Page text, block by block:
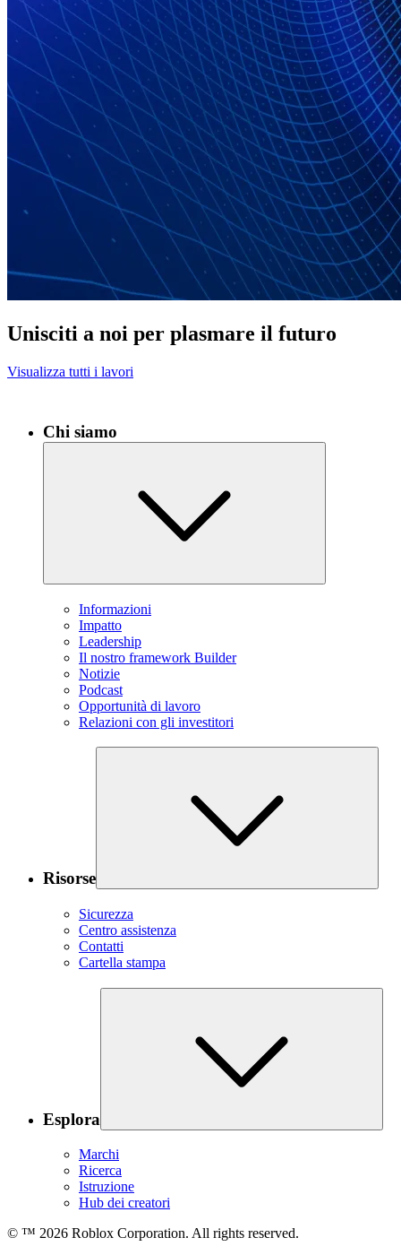
Unisciti a noi per plasmare il futuro
Visualizza tutti i lavori
Chi siamo
Informazioni
Impatto
Leadership
Il nostro framework Builder
Notizie
Podcast
Opportunità di lavoro
Relazioni con gli investitori
Risorse
Sicurezza
Centro assistenza
Contatti
Cartella stampa
Esplora
Marchi
Ricerca
Istruzione
Hub dei creatori
© ™ 2026 Roblox Corporation. All rights reserved.